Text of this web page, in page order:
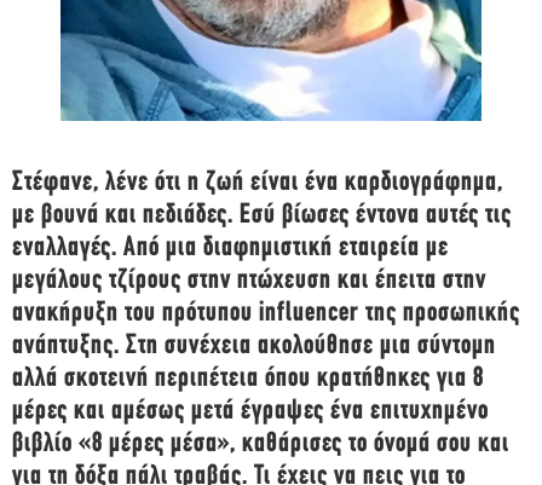
Στέφανε, λένε ότι η ζωή είναι ένα καρδιογράφημα,
με βουνά και πεδιάδες. Εσύ βίωσες έντονα αυτές τις
εναλλαγές. Από μια διαφημιστική εταιρεία με
μεγάλους τζίρους στην πτώχευση και έπειτα στην
ανακήρυξη του πρότυπου influencer της προσωπικής
ανάπτυξης. Στη συνέχεια ακολούθησε μια σύντομη
αλλά σκοτεινή περιπέτεια όπου κρατήθηκες για 8
μέρες και αμέσως μετά έγραψες ένα επιτυχημένο
βιβλίο «8 μέρες μέσα», καθάρισες το όνομά σου και
για τη δόξα πάλι τραβάς. Τι έχεις να πεις για το